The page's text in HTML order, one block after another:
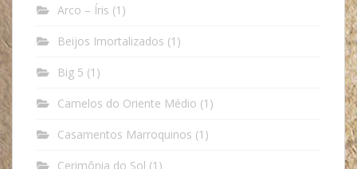
Arco – Íris (1)
Beijos Imortalizados (1)
Big 5 (1)
Camelos do Oriente Médio (1)
Casamentos Marroquinos (1)
Cerimônia do Sol (1)